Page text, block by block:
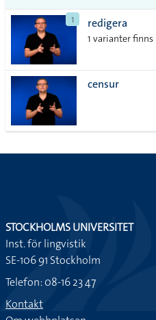
alla i
lista
1 redigera
1 varianter finns
censur
STOCKHOLMS UNIVERSITET
Inst. för lingvistik
SE-106 91 Stockholm
Telefon: 08-16 23 47
Kontakt